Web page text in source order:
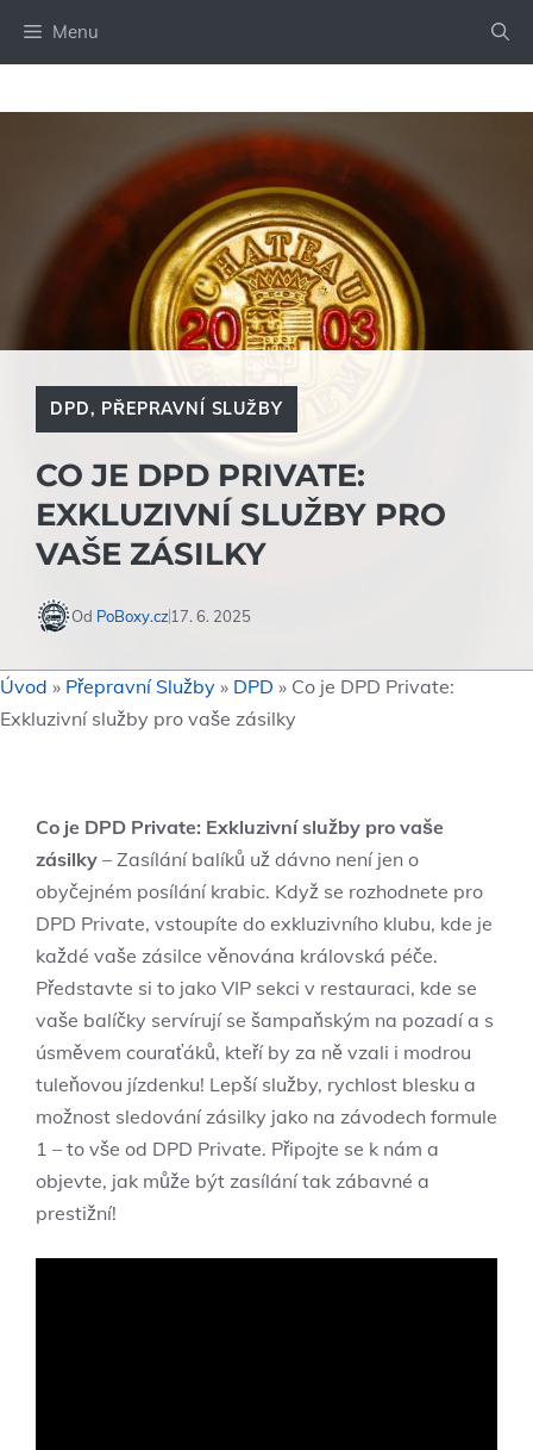
Menu
DPD, PŘEPRAVNÍ SLUŽBY
CO JE DPD PRIVATE:
EXKLUZIVNÍ SLUŽBY PRO
VAŠE ZÁSILKY
Od PoBoxy.cz 17. 6. 2025
Úvod » Přepravní Služby » DPD » Co je DPD Private:
Exkluzivní služby pro vaše zásilky
Co je DPD Private: Exkluzivní služby pro vaše
zásilky – Zasílání balíků už dávno není jen o
obyčejném posílání krabic. Když se rozhodnete pro
DPD Private, vstoupíte do exkluzivního klubu, kde je
každé vaše zásilce věnována královská péče.
Představte si to jako VIP sekci v restauraci, kde se
vaše balíčky servírují se šampaňským na pozadí a s
úsměvem couraťáků, kteří by za ně vzali i modrou
tuleňovou jízdenku! Lepší služby, rychlost blesku a
možnost sledování zásilky jako na závodech formule
1 – to vše od DPD Private. Připojte se k nám a
objevte, jak může být zasílání tak zábavné a
prestižní!